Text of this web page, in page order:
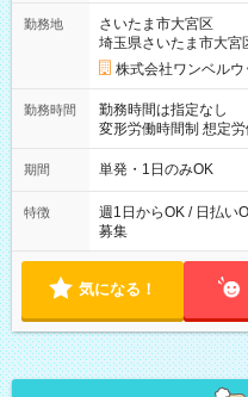
勤務地
さいたま市大宮区
埼玉県さいたま市大宮
株式会社ワンベルウ
勤務時間
勤務時間は指定なし
変形労働時間制 想定労働時間160
～21：00
期間 単発・1日のみOK
特徴
週1日からOK / 日払い
募集
気になる！